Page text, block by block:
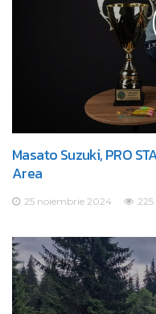
Masato Suzuki, PRO
Area
25 noiembrie 2024 225